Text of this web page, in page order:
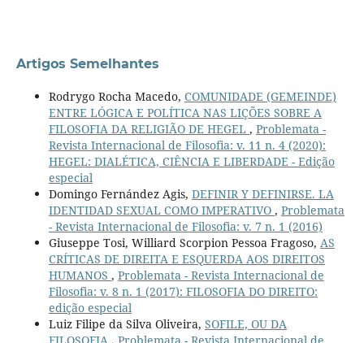
Artigos Semelhantes
Rodrygo Rocha Macedo, COMUNIDADE (GEMEINDE)
ENTRE LÓGICA E POLÍTICA NAS LIÇÕES SOBRE A
FILOSOFIA DA RELIGIÃO DE HEGEL , Problemata -
Revista Internacional de Filosofia: v. 11 n. 4 (2020):
HEGEL: DIALÉTICA, CIÊNCIA E LIBERDADE - Edição
especial
Domingo Fernández Agis, DEFINIR Y DEFINIRSE. LA
IDENTIDAD SEXUAL COMO IMPERATIVO , Problemata
- Revista Internacional de Filosofia: v. 7 n. 1 (2016)
Giuseppe Tosi, Williard Scorpion Pessoa Fragoso, AS
CRÍTICAS DE DIREITA E ESQUERDA AOS DIREITOS
HUMANOS , Problemata - Revista Internacional de
Filosofia: v. 8 n. 1 (2017): FILOSOFIA DO DIREITO:
edição especial
Luiz Filipe da Silva Oliveira, SOFILE, OU DA